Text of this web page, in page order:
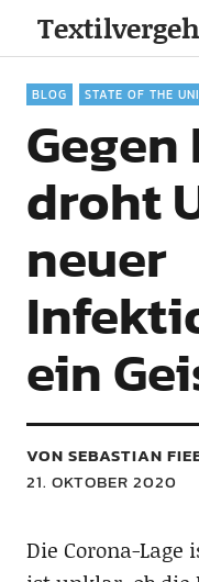
BLOG STATE OF THE
droht
neuer
ein
VON SEBASTIAN
21. OKTOBER 2020
Die Corona-